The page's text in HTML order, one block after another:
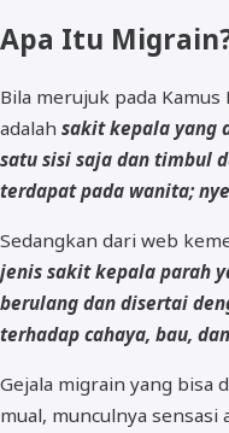
Apa Itu
Bila merujuk pada
adalah sakit kepala yang
satu sisi saja dan timbul
terdapat pada wanita;
Sedangkan dari web
jenis sakit kepala parah
berulang dan disertai
terhadap cahaya, bau,
Gejala migrain yang bisa
mual, munculnya